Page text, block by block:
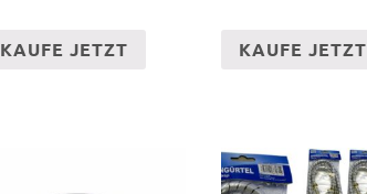
KAUFE JETZT KAUFE JETZT